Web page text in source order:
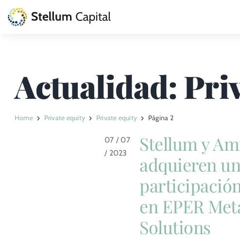
Skip
Venture Capital
Actualidad:
Home Private equity Private equity Página 2
07 / 07
/ 2023
Stellum y
adquieren
en EPER
Solutions